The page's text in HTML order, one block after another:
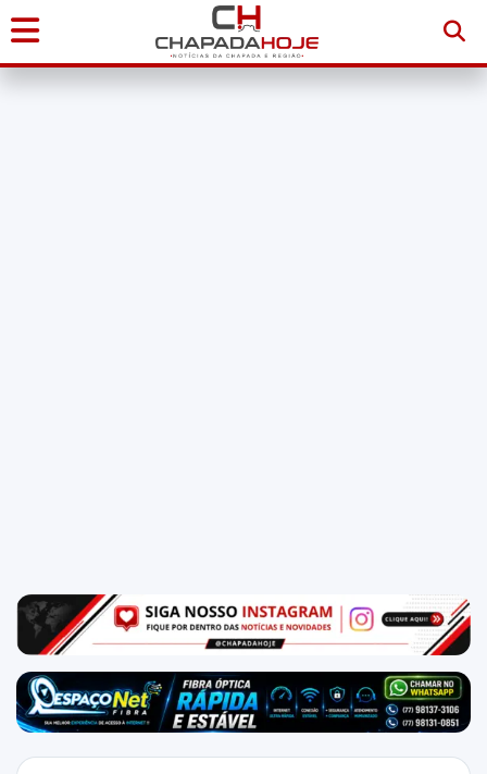
Início
NAS
NOSSAS
REDES